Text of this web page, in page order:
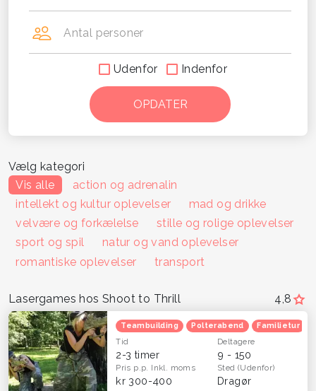
Antal personer
Udenfor Indenfor
Vælg kategori
Vis alle
action og adrenalin
intellekt og kultur oplevelser
mad og drikke
velvære og forkælelse
stille og rolige oplevelser
sport og spil
natur og vand oplevelser
romantiske oplevelser
transport
4,8
Lasergames hos Shoot to Thrill
Teambuilding Polterabend Familietur
Tid
2-3 timer
Deltagere
9 - 150
Pris p.p. Inkl. moms
kr 300-400
Sted(Udenfor)
Dragør